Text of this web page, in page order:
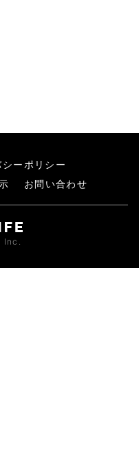
ーポリシー
お問い合わせ
Inc.